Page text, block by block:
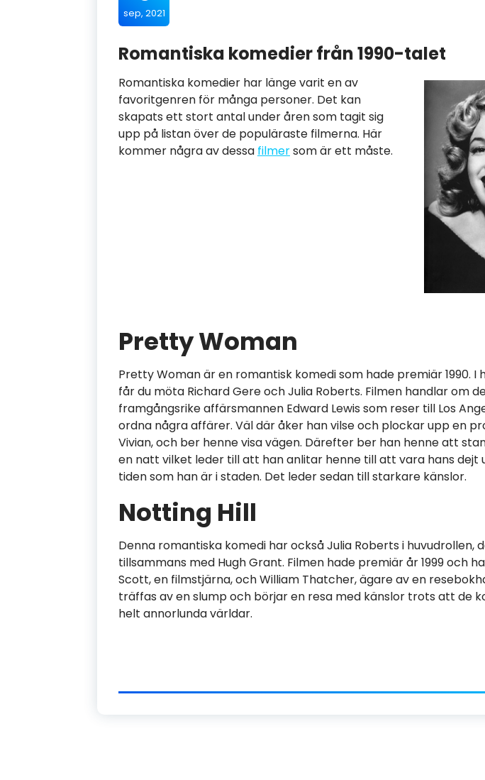
sep, 2021
Romantiska komedier från 1990-talet
Romantiska komedier har länge varit en av
favoritgenren för många personer. Det kan
skapats ett stort antal under åren som tagit sig
upp på listan över de populäraste filmerna. Här
kommer några av dessa filmersom är ett måste.
Pretty Woman
Pretty Woman är en romantisk komedi som hade premiär 1990. I
får du möta Richard Gere och Julia Roberts. Filmen handlar om
framgångsrike affärsmannen Edward Lewis som reser till Los
ordna några affärer. Väl där åker han vilse och plockar upp en
Vivian, och ber henne visa vägen. Därefter ber han henne att
en natt vilket leder till att han anlitar henne till att vara hans dejt
tiden som han är i staden. Det leder sedan till starkare känslor.
Notting Hill
Denna romantiska komedi har också Julia Roberts i huvudrollen,
tillsammans med Hugh Grant. Filmen hade premiär år 1999 och
Scott, en filmstjärna, och William Thatcher, ägare av en
träffas av en slump och börjar en resa med känslor trots att de
helt annorlunda världar.